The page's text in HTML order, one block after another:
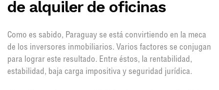
de alquiler de oficinas
Como es sabido, Paraguay se está convirtiendo en la meca
de los inversores inmobiliarios. Varios factores se conjugan
para lograr este resultado. Entre éstos, la rentabilidad,
estabilidad, baja carga impositiva y seguridad jurídica.